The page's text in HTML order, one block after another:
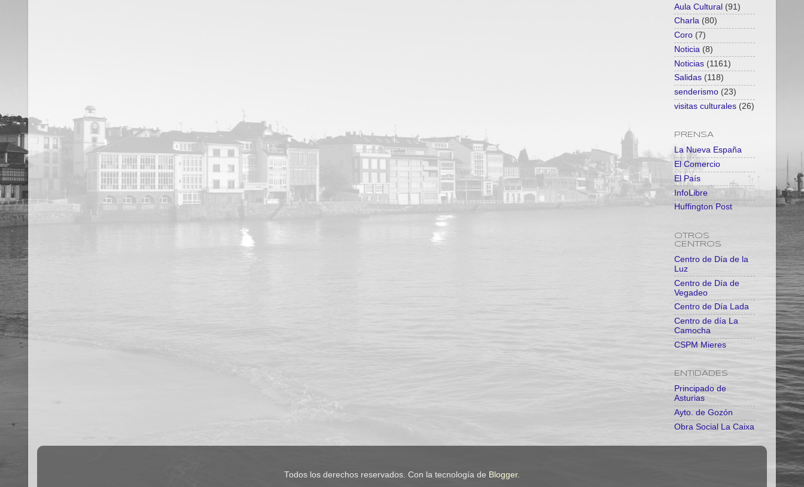
Aula Cultural (91)
Charla (80)
Coro (7)
Noticia (8)
Noticias (1161)
Salidas (118)
senderismo (23)
visitas culturales (26)
PRENSA
La Nueva España
El Comercio
El País
InfoLibre
Huffington Post
OTROS
CENTROS
Centro de Día de la
Luz
Centro de Día de
Vegadeo
Centro de Día Lada
Centro de día La
Camocha
CSPM Mieres
ENTIDADES
Principado de
Asturias
Ayto. de Gozón
Obra Social La Caixa
Todos los derechos reservados. Con la tecnología de Blogger.